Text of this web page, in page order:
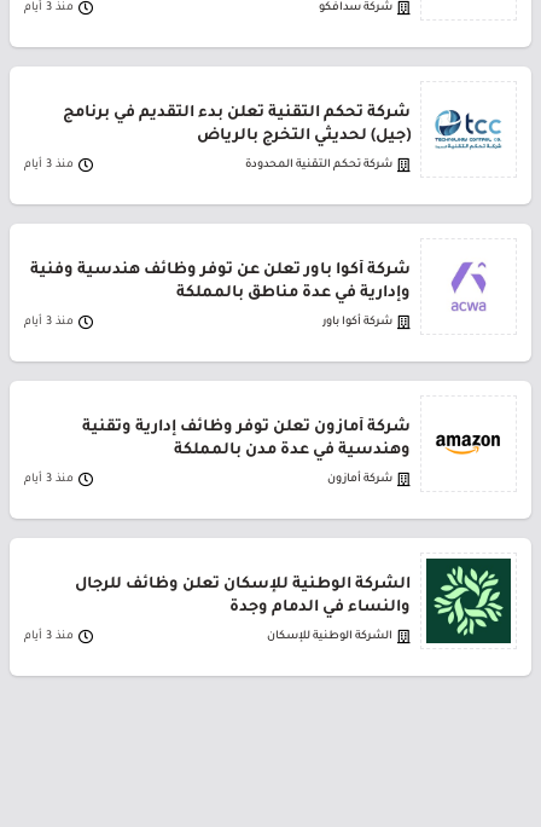
شركة سدافكو منذ 3 أيام
شركة تحكم التقنية تعلن بدء التقديم في برنامج
(جيل) لحديثي التخرج بالرياض
شركة تحكم التقنية المحدودة منذ 3 أيام
شركة أكوا باور تعلن عن توفر وظائف هندسية وفنية
وإدارية في عدة مناطق بالمملكة
شركة أكوا باور منذ 3 أيام
شركة أمازون تعلن توفر وظائف إدارية وتقنية
وهندسية في عدة مدن بالمملكة
شركة أمازون منذ 3 أيام
الشركة الوطنية للإسكان تعلن وظائف للرجال
والنساء في الدمام وجدة
الشركة الوطنية للإسكان منذ 3 أيام